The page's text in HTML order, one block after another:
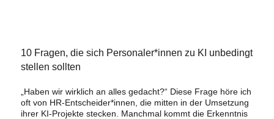
10 Fragen, die sich Personaler*innen zu KI unbedingt
stellen sollten
„Haben wir wirklich an alles gedacht?“ Diese Frage höre ich
oft von HR-Entscheider*innen, die mitten in der Umsetzung
ihrer KI-Projekte stecken. Manchmal kommt die Erkenntnis